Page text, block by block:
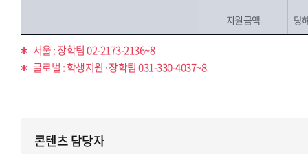
지원금액 당
서울 : 장학팀 02-2173-2136~8
글로벌 : 학생지원·장학팀 031-330-4037~8
콘텐츠 담당자